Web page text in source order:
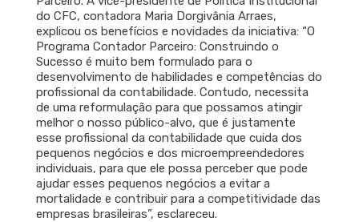
do CFC, contadora Maria Dorgivânia Arraes,
explicou os benefícios e novidades da iniciativa: “O
Programa Contador Parceiro: Construindo o
Sucesso é muito bem formulado para o
desenvolvimento de habilidades e competências do
profissional da contabilidade. Contudo, necessita
de uma reformulação para que possamos atingir
melhor o nosso público-alvo, que é justamente
esse profissional da contabilidade que cuida dos
pequenos negócios e dos microempreendedores
individuais, para que ele possa perceber que pode
ajudar esses pequenos negócios a evitar a
mortalidade e contribuir para a competitividade das
empresas brasileiras”, esclareceu.